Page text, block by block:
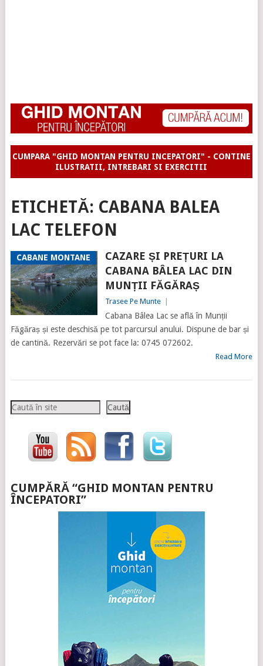
CUMPARA "GHID MONTAN PENTRU INCEPATORI" - CONTINE
ILUSTRATII, INTREBARI SI EXERCITII
ETICHETĂ: CABANA BALEA
LAC TELEFON
CABANE MONTANE
CAZARE ȘI PREȚURI LA
CABANA BÂLEA LAC DIN
MUNȚII FĂGĂRAȘ
Trasee Pe Munte
Cabana Bâlea Lac se află în Munții
Făgăraș și este deschisă pe tot parcursul anului. Dispune de bar și
de cantină. Rezervări se pot face la: 0745 072602.
Read More
Caută Caută
CUMPĂRĂ “GHID MONTAN PENTRU
ÎNCEPATORI”